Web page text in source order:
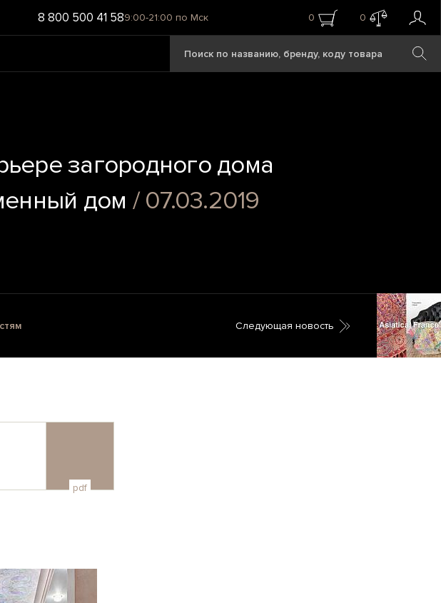
8 800 500 41 589:00-21:00 по Мск 0 0
загородного дома
дом / 07.03.2019
Cледующая новость
pdf